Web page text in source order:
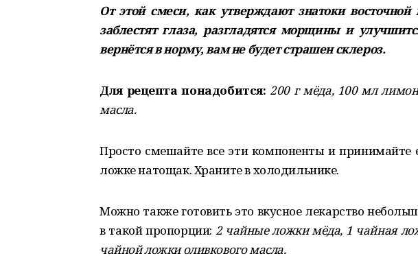
От этой смеси, как утверждают знатоки
заблестят глаза, разгладятся морщины и
вернётся в норму, вам не будет страшен склероз.
Для рецепта понадобится: 200 г мёда, 100 мл
масла.
Просто смешайте все эти компоненты и принимайте
ложке натощак. Храните в холодильнике.
Можно также готовить это вкусное лекарство
в такой пропорции: 2 чайные ложки мёда, 1 чайная
чайной ложки оливкового масла.